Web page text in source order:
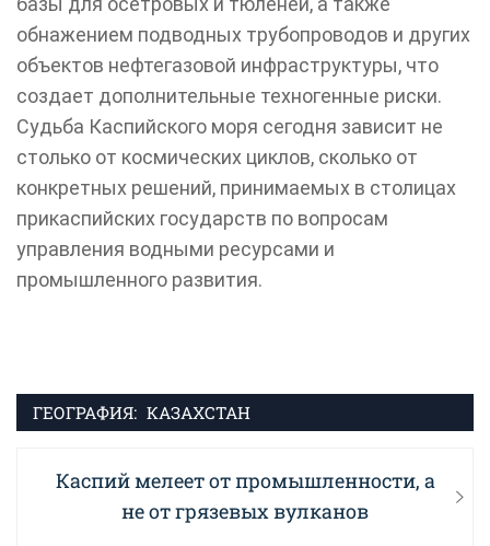
обнажением подводных трубопроводов и других
объектов нефтегазовой инфраструктуры, что
создает дополнительные техногенные риски.
Судьба Каспийского моря сегодня зависит не
столько от космических циклов, сколько от
конкретных решений, принимаемых в столицах
прикаспийских государств по вопросам
управления водными ресурсами и
промышленного развития.
ГЕОГРАФИЯ: КАЗАХСТАН
Навигация
Next
Каспий мелеет от промышленности, а
не от грязевых вулканов